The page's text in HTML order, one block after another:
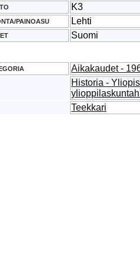
K3
PAINOASU Lehti
Suomi
Aikakaudet -
Historia -
Teekkari